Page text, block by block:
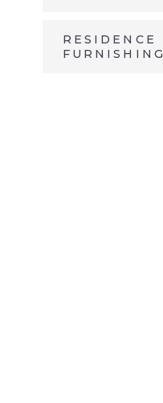
RESIDENCE
FURNISHING